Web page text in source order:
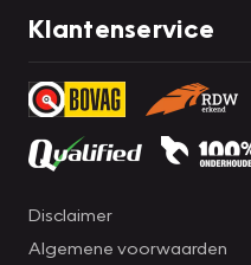
Klantenservice
Disclaimer
Algemene voorwaarden